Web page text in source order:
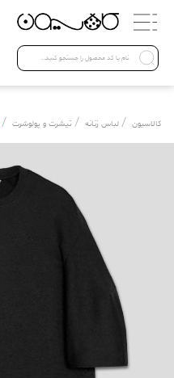
دسته بندی ها
Open submenu ( لباس زنانه )
لباس زنانه
لباس مردانه
کالاسیون / لباس زنانه / تیشرت و پولوشرت /